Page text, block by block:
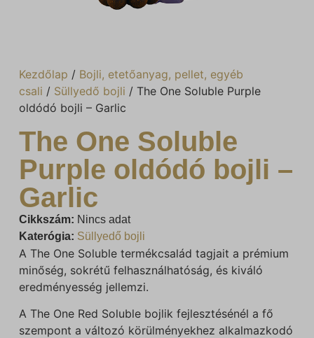
Kezdőlap / Bojli, etetőanyag, pellet, egyéb
csali / Süllyedő bojli / The One Soluble Purple
oldódó bojli – Garlic
The One Soluble
Purple oldódó bojli –
Garlic
Cikkszám: Nincs adat
Katerógia: Süllyedő bojli
A The One Soluble termékcsalád tagjait a prémium
minőség, sokrétű felhasználhatóság, és kiváló
eredményesség jellemzi.
A The One Red Soluble bojlik fejlesztésénél a fő
szempont a változó körülményekhez alkalmazkodó